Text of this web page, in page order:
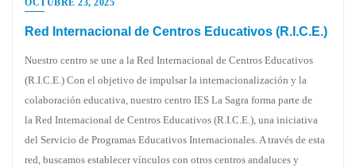
OCTUBRE 23, 2025
Red Internacional de Centros Educativos (R.I.C.E.)
Nuestro centro se une a la Red Internacional de Centros Educativos
(R.I.C.E.) Con el objetivo de impulsar la internacionalización y la
colaboración educativa, nuestro centro IES La Sagra forma parte de
la Red Internacional de Centros Educativos (R.I.C.E.), una iniciativa
del Servicio de Programas Educativos Internacionales. A través de esta
red, buscamos establecer vínculos con otros centros andaluces y